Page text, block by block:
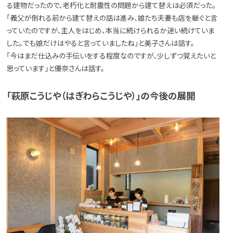
る建物だったので、老朽化と耐震性の問題から建て替えは必須だった。
「義父が倒れる前から建て替えの話は進み、娘たち夫妻も店を継ぐと言
っていたのですが、主人をはじめ、本当に続けられるか迷い続けていま
した。でも娘だけはやると言っていましたね」と美子さんは話す。
「今はまだ仕込みの手伝いをする程度なのですが、少しずつ覚えたいと
思っています」と優奈さんは話す。
「萩原こうじや（はぎわらこうじや）」の今後の展開